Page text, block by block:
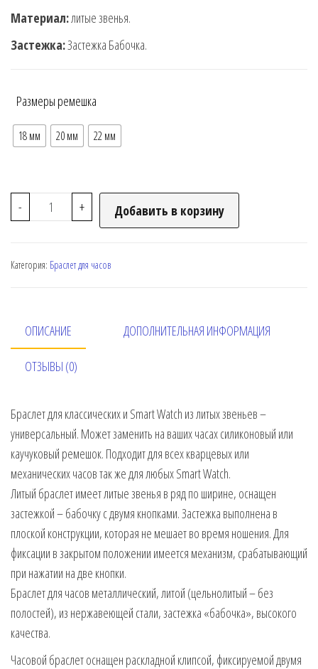
Материал:литые звенья.
Застежка:Застежка Бабочка.
Размеры ремешка
18 мм 20 мм 22 мм
- + Добавить в корзину
Категория: Браслет для часов
ОПИСАНИЕ ДОПОЛНИТЕЛЬНАЯ ИНФОРМАЦИЯ
ОТЗЫВЫ (0)
Браслет для классических и Smart Watch из литых звеньев –
универсальный. Может заменить на ваших часах силиконовый или
каучуковый ремешок. Подходит для всех кварцевых или
механических часов так же для любых Smart Watch.
Литый браслет имеет литые звенья в ряд по ширине, оснащен
застежкой – бабочку с двумя кнопками. Застежка выполнена в
плоской конструкции, которая не мешает во время ношения. Для
фиксации в закрытом положении имеется механизм, срабатывающий
при нажатии на две кнопки.
Браслет для часов металлический, литой (цельнолитый – без
полостей), из нержавеющей стали, застежка «бабочка», высокого
качества.
Часовой браслет оснащен раскладной клипсой, фиксируемой двумя